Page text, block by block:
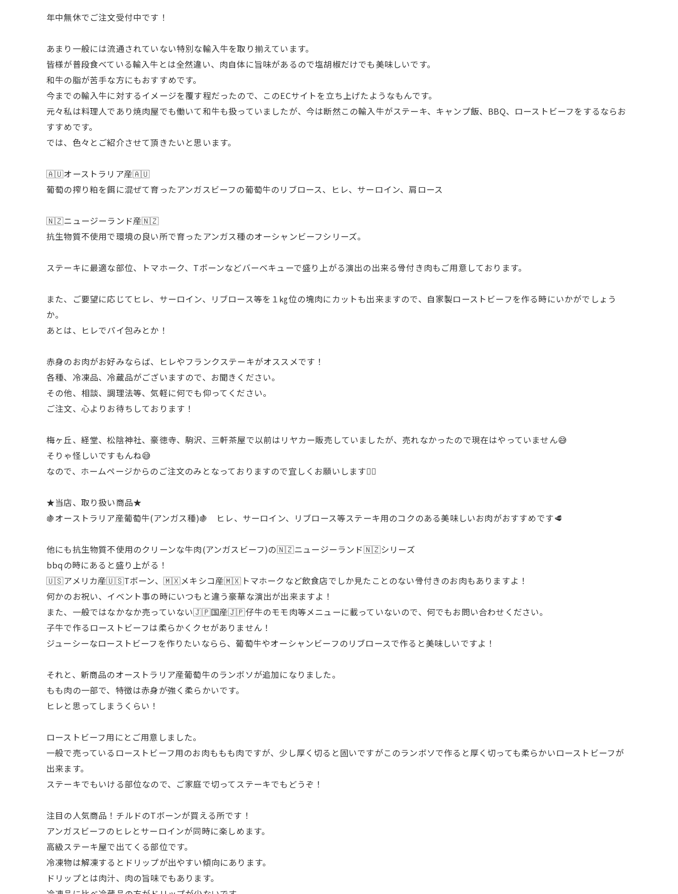
年中無休でご注文受付中です！
あまり一般には流通されていない特別な輸入牛を取り揃えています。
皆様が普段食べている輸入牛とは全然違い、肉自体に旨味があるので塩胡椒だけでも美味しいです。
和牛の脂が苦手な方にもおすすめです。
今までの輸入牛に対するイメージを覆す程だったので、このECサイトを立ち上げたようなもんです。
元々私は料理人であり焼肉屋でも働いて和牛も扱っていましたが、今は断然この輸入牛がステーキ、キャンプ飯、BBQ、ローストビーフをするならお
すすめです。
では、色々とご紹介させて頂きたいと思います。
🇦🇺オーストラリア産🇦🇺
葡萄の搾り粕を餌に混ぜて育ったアンガスビーフの葡萄牛のリブロース、ヒレ、サーロイン、肩ロース
🇳🇿ニュージーランド産🇳🇿
抗生物質不使用で環境の良い所で育ったアンガス種のオーシャンビーフシリーズ。
ステーキに最適な部位、トマホーク、Tボーンなどバーベキューで盛り上がる演出の出来る骨付き肉もご用意しております。
また、ご要望に応じてヒレ、サーロイン、リブロース等を１㎏位の塊肉にカットも出来ますので、自家製ローストビーフを作る時にいかがでしょう
か。
あとは、ヒレでパイ包みとか！
赤身のお肉がお好みならば、ヒレやフランクステーキがオススメです！
各種、冷凍品、冷蔵品がございますので、お聞きください。
その他、相談、調理法等、気軽に何でも仰ってください。
ご注文、心よりお待ちしております！
梅ヶ丘、経堂、松陰神社、豪徳寺、駒沢、三軒茶屋で以前はリヤカー販売していましたが、売れなかったので現在はやっていません😅
そりゃ怪しいですもんね😅
なので、ホームページからのご注文のみとなっておりますので宜しくお願いします🙇‍♂
★当店、取り扱い商品★
🍇オーストラリア産葡萄牛(アンガス種)🍇 ヒレ、サーロイン、リブロース等ステーキ用のコクのある美味しいお肉がおすすめです🥩
他にも抗生物質不使用のクリーンな牛肉(アンガスビーフ)の🇳🇿ニュージーランド🇳🇿シリーズ
bbqの時にあると盛り上がる！
🇺🇸アメリカ産🇺🇸Tボーン、🇲🇽メキシコ産🇲🇽トマホークなど飲食店でしか見たことのない骨付きのお肉もありますよ！
何かのお祝い、イベント事の時にいつもと違う豪華な演出が出来ますよ！
また、一般ではなかなか売っていない🇯🇵国産🇯🇵仔牛のモモ肉等メニューに載っていないので、何でもお問い合わせください。
子牛で作るローストビーフは柔らかくクセがありません！
ジューシーなローストビーフを作りたいならら、葡萄牛やオーシャンビーフのリブロースで作ると美味しいですよ！
それと、新商品のオーストラリア産葡萄牛のランボソが追加になりました。
もも肉の一部で、特徴は赤身が強く柔らかいです。
ヒレと思ってしまうくらい！
ローストビーフ用にとご用意しました。
一般で売っているローストビーフ用のお肉ももも肉ですが、少し厚く切ると固いですがこのランボソで作ると厚く切っても柔らかいローストビーフが
出来ます。
ステーキでもいける部位なので、ご家庭で切ってステーキでもどうぞ！
注目の人気商品！チルドのTボーンが買える所です！
アンガスビーフのヒレとサーロインが同時に楽しめます。
高級ステーキ屋で出てくる部位です。
冷凍物は解凍するとドリップが出やすい傾向にあります。
ドリップとは肉汁、肉の旨味でもあります。